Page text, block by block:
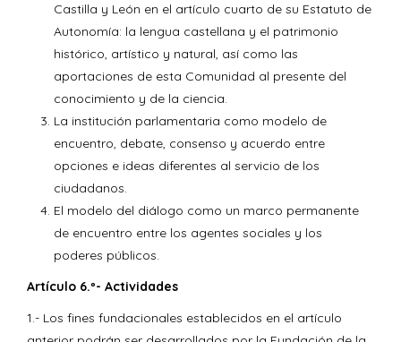
Castilla y León en el artículo cuarto de su Estatuto de
Autonomía: la lengua castellana y el patrimonio
histórico, artístico y natural, así como las
aportaciones de esta Comunidad al presente del
conocimiento y de la ciencia.
La institución parlamentaria como modelo de
encuentro, debate, consenso y acuerdo entre
opciones e ideas diferentes al servicio de los
ciudadanos.
El modelo del diálogo como un marco permanente
de encuentro entre los agentes sociales y los
poderes públicos.
Artículo 6.º- Actividades
1.- Los fines fundacionales establecidos en el artículo